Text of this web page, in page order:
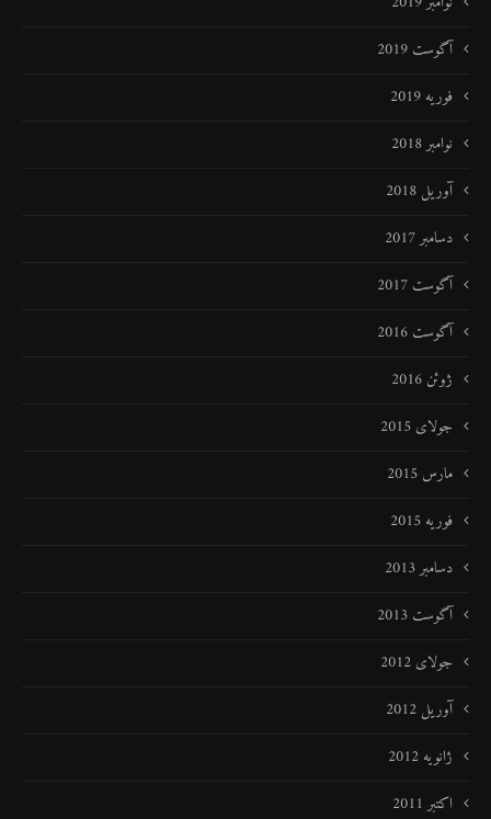
آگوست 2019
فوریه 2019
نوامبر 2018
آوریل 2018
دسامبر 2017
آگوست 2017
آگوست 2016
ژوئن 2016
جولای 2015
مارس 2015
فوریه 2015
دسامبر 2013
آگوست 2013
جولای 2012
آوریل 2012
ژانویه 2012
اکتبر 2011